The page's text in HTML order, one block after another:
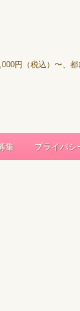
円（税込）〜、都
集 プライバシ